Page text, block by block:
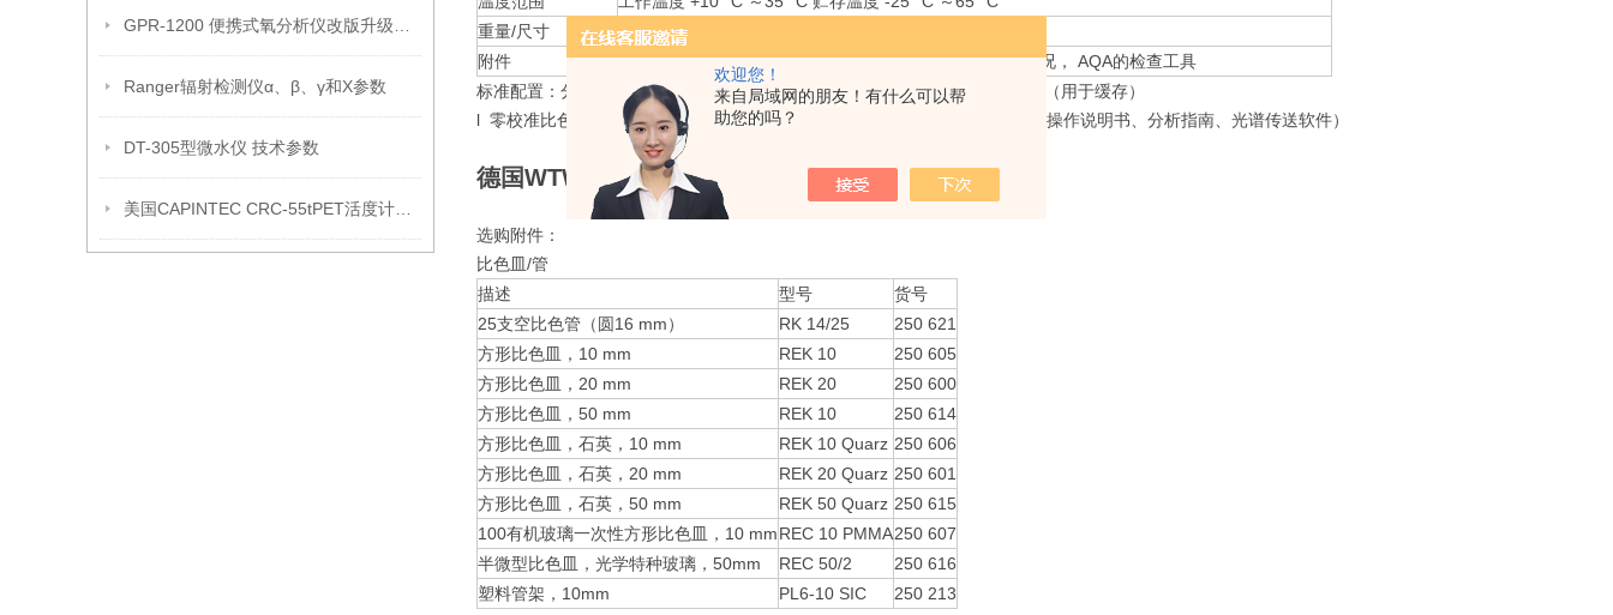
欢迎您！
来自局域网的朋友！有什么可以帮
助您的吗？
Ranger辐射检测仪α、β、γ和Χ参数
DT-305型微水仪 技术参数
重量/尺寸
约4.5 kg/404 mm x 197 mm x 314 mm
附件
PC软件含photolab®数据库+ PhotoLab®颜******，现场情况， AQA的检查工具
标准配置：分光光度计photoLab® 7xxx 电源包以及连接电缆 4节锰碱性电池（用于缓存）
l 零校准比色管 (16 mm，圆柱型) 简要说明书 CD-ROM光盘内含：（ 详细的操作说明书、分析指南、光谱传送软件）
德国WTW photoLab® 7000 分光光度计
选购附件：
比色皿/管
描述
型号
货号
25支空比色管（圆16 mm）
RK 14/25
250 621
方形比色皿，10 mm
REK 10
250 605
方形比色皿，20 mm
REK 20
250 600
方形比色皿，50 mm
REK 10
250 614
方形比色皿，石英，10 mm
REK 10 Quarz 250 606
方形比色皿，石英，20 mm
REK 20 Quarz 250 601
方形比色皿，石英，50 mm
REK 50 Quarz 250 615
100有机玻璃一次性方形比色皿，10 mmREC 10 PMMA250 607
半微型比色皿，光学特种玻璃，50mm
REC 50/2
250 616
塑料管架，10mm
PL6-10 SIC 250 213